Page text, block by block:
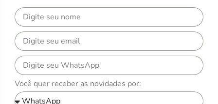
Você quer receber as novidades por: